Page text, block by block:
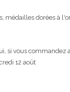
médailles dorées à
si vous commandez
12 août